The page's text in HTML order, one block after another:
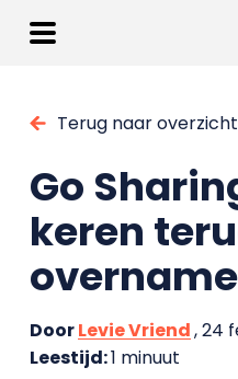
Terug naar overzicht
Go
keren
overname
DoorLevie Vriend, 24
Leestijd:1 minuut